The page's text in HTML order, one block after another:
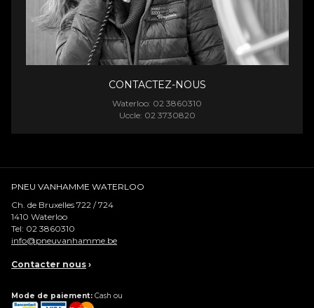
CONTACTEZ-NOUS
Waterloo: 02 3860310
Uccle: 02 3730820
PNEU VANHAMME WATERLOO
Ch. de Bruxelles 722 / 724
1410 Waterloo
Tel: 02 3860310
info@pneuvanhamme.be
Contacter nous ›
Mode de paiement: Cash ou